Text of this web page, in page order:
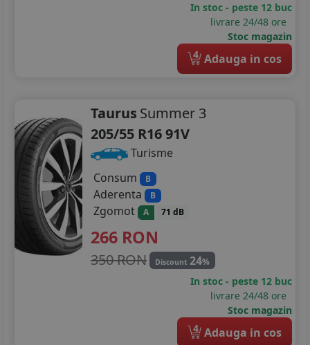
In stoc - peste 12 buc
livrare 24/48 ore
Stoc magazin
4 Adauga in cos
Taurus Summer 3
205/55 R16 91V
Turisme
Consum
B
Aderenta B
Zgomot A 71 dB
266 RON
350 RON Discount 24%
In stoc - peste 12 buc
livrare 24/48 ore
Stoc magazin
4 Adauga in cos